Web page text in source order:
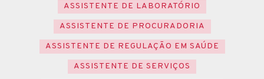
ASSISTENTE DE LABORATÓRIO
ASSISTENTE DE PROCURADORIA
ASSISTENTE DE REGULAÇÃO EM SAÚDE
ASSISTENTE DE SERVIÇOS